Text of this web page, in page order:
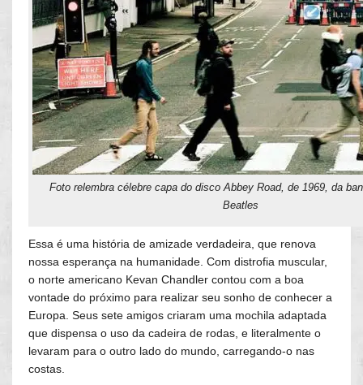
Foto relembra célebre capa do disco Abbey Road, de 1969, da
Beatles
Essa é uma história de amizade verdadeira, que renova
nossa esperança na humanidade. Com distrofia muscular,
o norte americano Kevan Chandler contou com a boa
vontade do próximo para realizar seu sonho de conhecer a
Europa. Seus sete amigos criaram uma mochila adaptada
que dispensa o uso da cadeira de rodas, e literalmente o
levaram para o outro lado do mundo, carregando-o nas
costas.